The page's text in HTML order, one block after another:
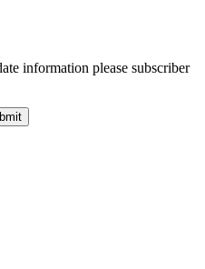
information please subscriber